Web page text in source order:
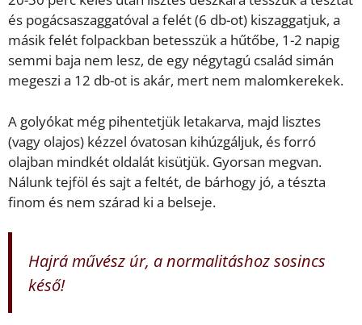
és pogácsaszaggatóval a felét (6 db-ot) kiszaggatjuk, a
másik felét folpackban betesszük a hűtőbe, 1-2 napig
semmi baja nem lesz, de egy négytagú család simán
megeszi a 12 db-ot is akár, mert nem malomkerekek.
A golyókat még pihentetjük letakarva, majd lisztes
(vagy olajos) kézzel óvatosan kihúzgáljuk, és forró
olajban mindkét oldalát kisütjük. Gyorsan megvan.
Nálunk tejföl és sajt a feltét, de bárhogy jó, a tészta
finom és nem szárad ki a belseje.
Hajrá művész úr, a normalitáshoz sosincs
késő!